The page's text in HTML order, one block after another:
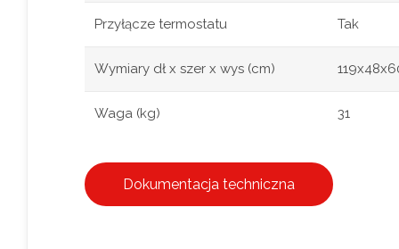
Przyłącze termostatu Tak
Wymiary dł x szer x wys (cm)
Waga (kg) 31
Dokumentacja techniczna